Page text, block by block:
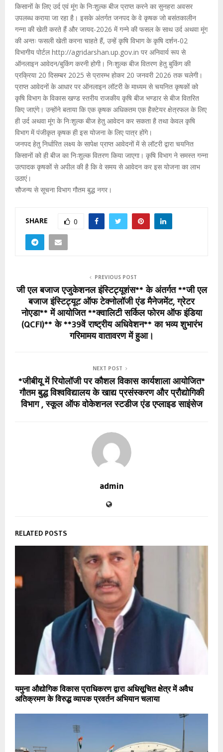
किसानों के लिए उर्द एवं मूंग के निःशुल्क बीज प्राप्त करने का सुनहरा अवसर
उपलब्ध कराया जा रहा है। इसके अंतर्गत जनपद के वे कृषक जो बसंतकालीन
गन्ना की खेती करते हैं और जायद-2026 में गन्ने की फसल के साथ उर्द अथवा मूंग
की अन्तः फसली खेती करना चाहते हैं, उन्हें कृषि विभाग के कृषि दर्शन-02
विभागीय पोर्टल http://agridarshan.up.gov.in पर अनिवार्य रूप से
ऑनलाइन आवेदन/बुकिंग करनी होगी। निःशुल्क बीज वितरण हेतु बुकिंग की
प्रक्रिया 20 दिसम्बर 2025 से प्रारम्भ होकर 20 जनवरी 2026 तक चलेगी।
प्राप्त आवेदनों के आधार पर ऑनलाइन लॉटरी के माध्यम से चयनित कृषकों को
कृषि विभाग के विकास खण्ड स्तरीय राजकीय कृषि बीज भण्डार से बीज वितरित
किए जाएंगे। उन्होंने बताया कि एक कृषक अधिकतम एक हैक्टेयर क्षेत्रफल के लिए
ही उर्द अथवा मूंग के निःशुल्क बीज हेतु आवेदन कर सकता है तथा केवल कृषि
विभाग में पंजीकृत कृषक ही इस योजना के लिए पात्र होंगे।
जनपद हेतु निर्धारित लक्ष्य के सापेक्ष प्राप्त आवेदनों में से लॉटरी द्वारा चयनित
किसानों को ही बीज का निःशुल्क वितरण किया जाएगा। कृषि विभाग ने समस्त गन्ना
उत्पादक कृषकों से अपील की है कि वे समय से आवेदन कर इस योजना का लाभ
उठाएं।
सौजन्य से सूचना विभाग गौतम बुद्ध नगर।
SHARE 0
PREVIOUS POST
जी एल बजाज एजुकेशनल इंस्टिट्यूशंस** के अंतर्गत **जी एल
बजाज इंस्टिट्यूट ऑफ टेक्नोलॉजी एंड मैनेजमेंट, ग्रेटर
नोएडा** में आयोजित **क्वालिटी सर्किल फोरम ऑफ इंडिया
(QCFI)** के **39वें राष्ट्रीय अधिवेशन** का भव्य शुभारंभ
गरिमामय वातावरण में हुआ।
NEXT POST
*जीबीयू में रियोलॉजी पर कौशल विकास कार्यशाला आयोजित*
गौतम बुद्ध विश्वविद्यालय के खाद्य प्रसंस्करण और प्रौद्योगिकी
विभाग , स्कूल ऑफ वोकेशनल स्टडीज एंड एप्लाइड साइंसेज
admin
RELATED POSTS
यमुना औद्योगिक विकास प्राधिकरण द्वारा अधिसूचित क्षेत्र में अवैध
अतिक्रमण के विरुद्ध व्यापक प्रवर्तन अभियान चलाया